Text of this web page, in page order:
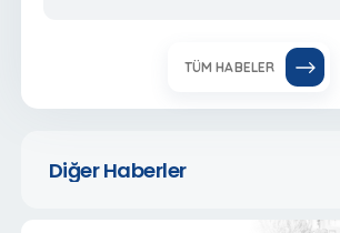
Diğer Haberler
TÜM HABELER